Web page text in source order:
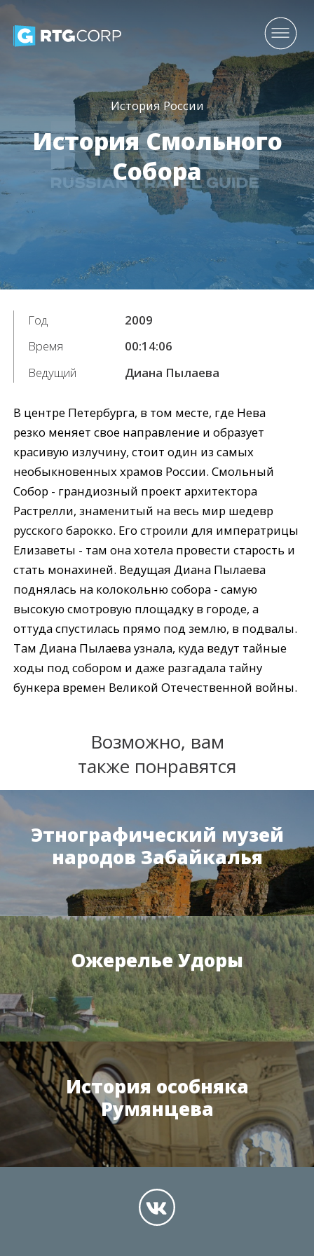
История России
История Смольного
Собора
Год
2009
Время
00:14:06
Ведущий
Диана Пылаева
В центре Петербурга, в том месте, где Нева
резко меняет свое направление и образует
красивую излучину, стоит один из самых
необыкновенных храмов России. Смольный
Собор - грандиозный проект архитектора
Растрелли, знаменитый на весь мир шедевр
русского барокко. Его строили для императрицы
Елизаветы - там она хотела провести старость и
стать монахиней. Ведущая Диана Пылаева
поднялась на колокольню собора - самую
высокую смотровую площадку в городе, а
оттуда спустилась прямо под землю, в подвалы.
Там Диана Пылаева узнала, куда ведут тайные
ходы под собором и даже разгадала тайну
бункера времен Великой Отечественной войны.
Возможно, вам
также понравятся
Этнографический музей
народов Забайкалья
Ожерелье Удоры
История особняка
Румянцева